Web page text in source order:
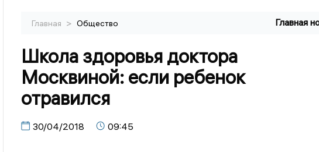
Главная > Общество Главная
Школа здоровья доктора
Москвиной: если ребенок
отравился
30/04/2018 09:45